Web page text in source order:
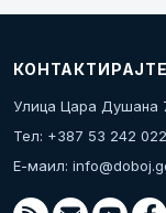
Улица Цара Душана
Тел: +387 53 242 022
Е-маил: